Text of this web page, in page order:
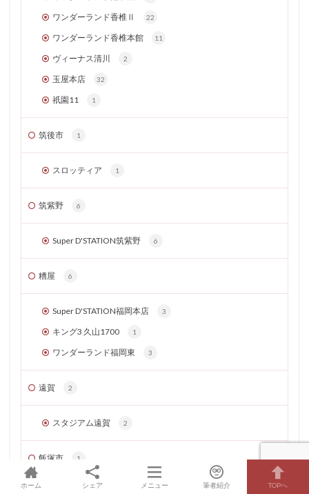
ワンダーランド香椎Ⅱ 22
ワンダーランド香椎本館 11
ヴィーナス清川 2
玉屋本店 32
祇園11 1
筑後市 1
スロッティア 1
筑紫野 6
Super D'STATION筑紫野 6
糟屋 6
Super D'STATION福岡本店 3
キング3 久山1700 1
ワンダーランド福岡東 3
遠賀 2
スタジアム遠賀 2
飯塚市 1
ホーム シェア メニュー 筆者紹介 TOPへ